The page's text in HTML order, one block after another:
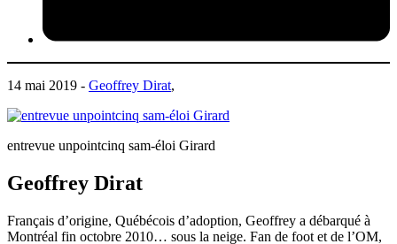
14 mai 2019 - Geoffrey Dirat,
entrevue unpointcinq sam-éloi Girard
Geoffrey Dirat
Français d’origine, Québécois d’adoption, Geoffrey a débarqué à
Montréal fin octobre 2010… sous la neige. Fan de foot et de l’OM,